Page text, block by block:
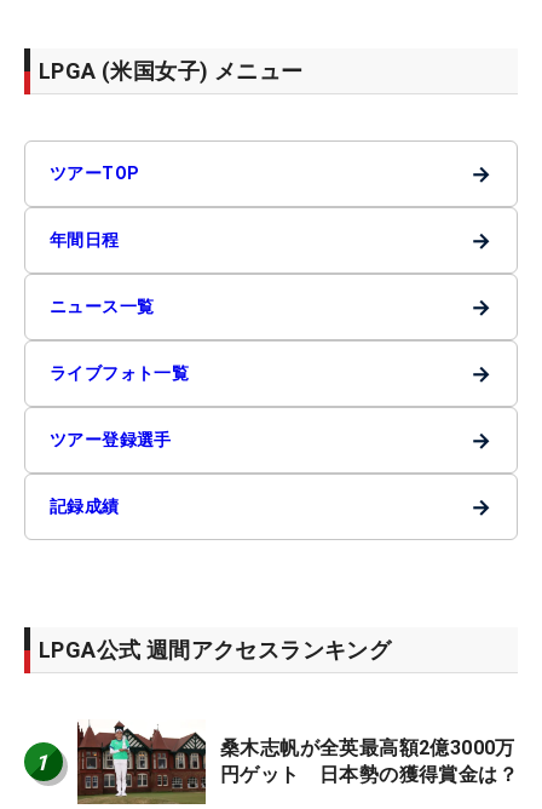
LPGA (米国女子) メニュー
ツアーTOP →
年間日程 →
ニュース一覧 →
ライブフォト一覧 →
ツアー登録選手 →
記録成績 →
LPGA公式 週間アクセスランキング
1
桑木志帆が全英最高額2億3000万
円ゲット 日本勢の獲得賞金は？